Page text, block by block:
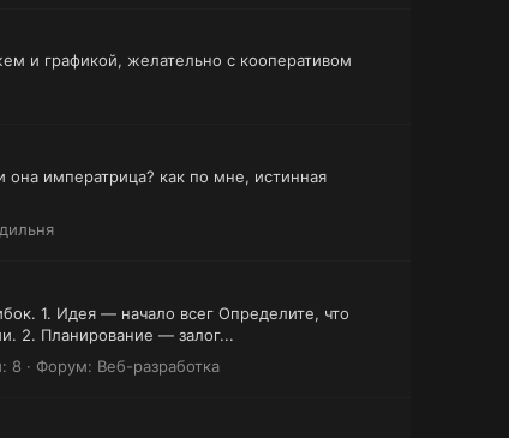
и графикой, желательно с кооперативом
она императрица? как по мне, истинная
1. Идея — начало всег Определите, что
2. Планирование — залог...
8 Форум: Веб-разработка